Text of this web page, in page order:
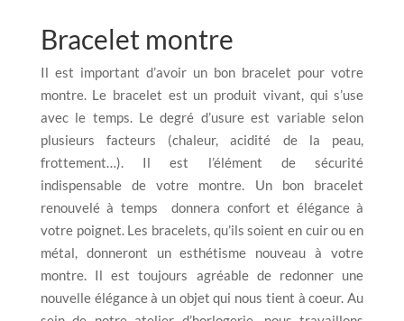
Bracelet montre
Il est important d’avoir un bon bracelet pour votre
montre. Le bracelet est un produit vivant, qui s’use
avec le temps. Le degré d’usure est variable selon
plusieurs facteurs (chaleur, acidité de la peau,
frottement…). Il est l’élément de sécurité
indispensable de votre montre. Un bon bracelet
renouvelé à temps donnera confort et élégance à
votre poignet. Les bracelets, qu’ils soient en cuir ou en
métal, donneront un esthétisme nouveau à votre
montre. Il est toujours agréable de redonner une
nouvelle élégance à un objet qui nous tient à coeur. Au